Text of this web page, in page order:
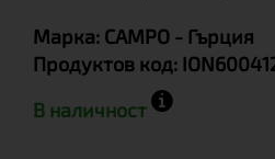
Марка: CAMPO - Гърция
Продуктов код:
В наличност